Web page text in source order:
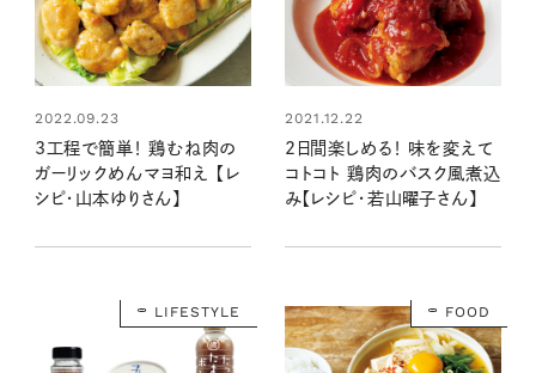
2022.09.23
3工程で簡単！ 鶏むね肉の
ガーリックめんマヨ和え 【レ
シピ・山本ゆりさん】
2021.12.22
2日間楽しめる！ 味を変えて
コトコト 鶏肉のバスク風煮込
み【レシピ・若山曜子さん】
LIFESTYLE FOOD